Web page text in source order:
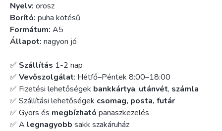
Nyelv: orosz
Borító: puha kötésű
Formátum: A5
Állapot: nagyon jó
✅ Szállítás 1-2 nap
✅ Vevőszolgálat: Hétfő–Péntek 8:00–18:00
✅ Fizetési lehetőségek bankkártya, utánvét, számla
✅ Szállítási lehetőségek csomag, posta, futár
✅ Gyors és megbízható panaszkezelés
✅ A legnagyobb sakk szakáruház